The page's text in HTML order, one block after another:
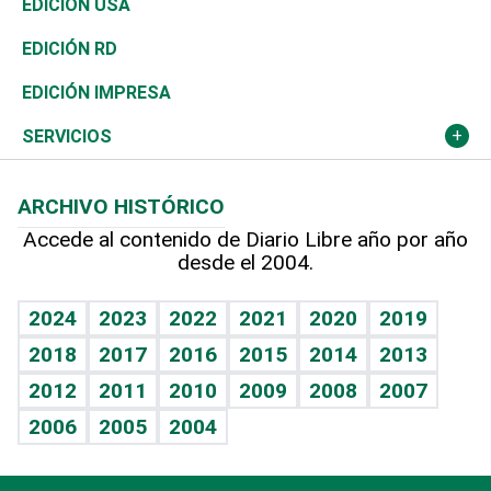
Ocenanía
Caribe
Resto del mundo
Telecom.
Global y variable
Economía personal
Sociales
Novedades
Podcast Arte Libre
Hablando con el pediatra
Vida y familia
Eñe
Celebrando la vida
Sin complejos
En pocas palabras
Tenis
Olimpismo
Más deportes
Línea de hit
TBT Deportivo
El Espía
Noticiero Poteleche
Columnistas
Historia
Martes de tecnología
Cambio climático
Economía
Revista
Deportes
Opinión
Hecho en casa
Guía del dinero
EDICIÓN USA
EDICIÓN RD
EDICIÓN IMPRESA
SERVICIOS
Cumpleaños
Horóscopos
Crucigramas
ARCHIVO HISTÓRICO
Accede al contenido de Diario Libre año por año
desde el 2004.
2024 2023 2022 2021 2020
2019
2018
2017 2016 2015 2014
2013
2012
2011 2010 2009 2008
2007
2006
2005 2004